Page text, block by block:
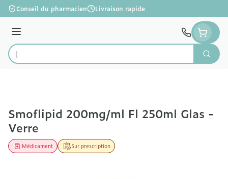
Aller au contenu
Conseil du pharmacien Livraison rapide
Menu
Rechercher
Smoflipid 200mg/ml Fl 250ml Glas -
Verre
Sur prescription
Médicament